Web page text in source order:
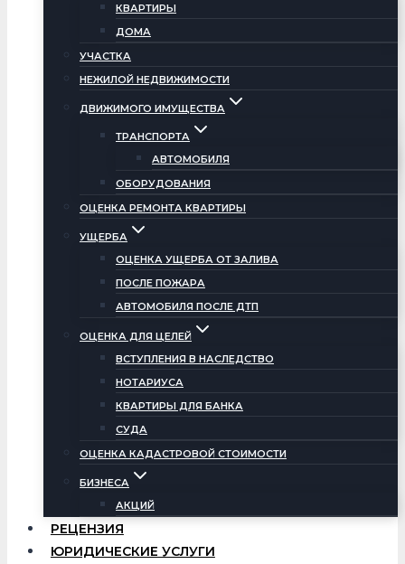
КВАРТИРЫ
ДОМА
УЧАСТКА
НЕЖИЛОЙ НЕДВИЖИМОСТИ
ДВИЖИМОГО ИМУЩЕСТВА
ТРАНСПОРТА
АВТОМОБИЛЯ
ОБОРУДОВАНИЯ
ОЦЕНКА РЕМОНТА КВАРТИРЫ
УЩЕРБА
ОЦЕНКА УЩЕРБА ОТ ЗАЛИВА
ПОСЛЕ ПОЖАРА
АВТОМОБИЛЯ ПОСЛЕ ДТП
ОЦЕНКА ДЛЯ ЦЕЛЕЙ
ВСТУПЛЕНИЯ В НАСЛЕДСТВО
НОТАРИУСА
КВАРТИРЫ ДЛЯ БАНКА
СУДА
ОЦЕНКА КАДАСТРОВОЙ СТОИМОСТИ
БИЗНЕСА
АКЦИЙ
РЕЦЕНЗИЯ
ЮРИДИЧЕСКИЕ УСЛУГИ